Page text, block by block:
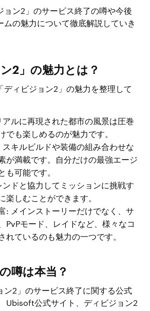
ョン2」のサービス終了の噂や今後
ムの魅力について徹底解説していき
2」の魅力とは？
ディビジョン2」の魅力を整理して
アルに再現された都市の風景は圧巻
でも楽しめるのが魅力です。
キルビルドや装備の組み合わせな
が満載です。自分だけの最強エージ
も可能です。
ドと協力してミッションに挑戦す
楽しむことができます。
: メインストーリーだけでなく、サ
PvPモード、レイドなど、様々なコ
れているのも魅力の一つです。
噂は本当？
ン2」のサービス終了に関する公式
Ubisoft公式サイト、ディビジョン2